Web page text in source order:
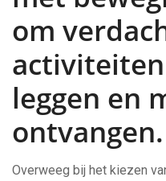
om
leggen en
ontvangen.
Overweeg bij het kiezen